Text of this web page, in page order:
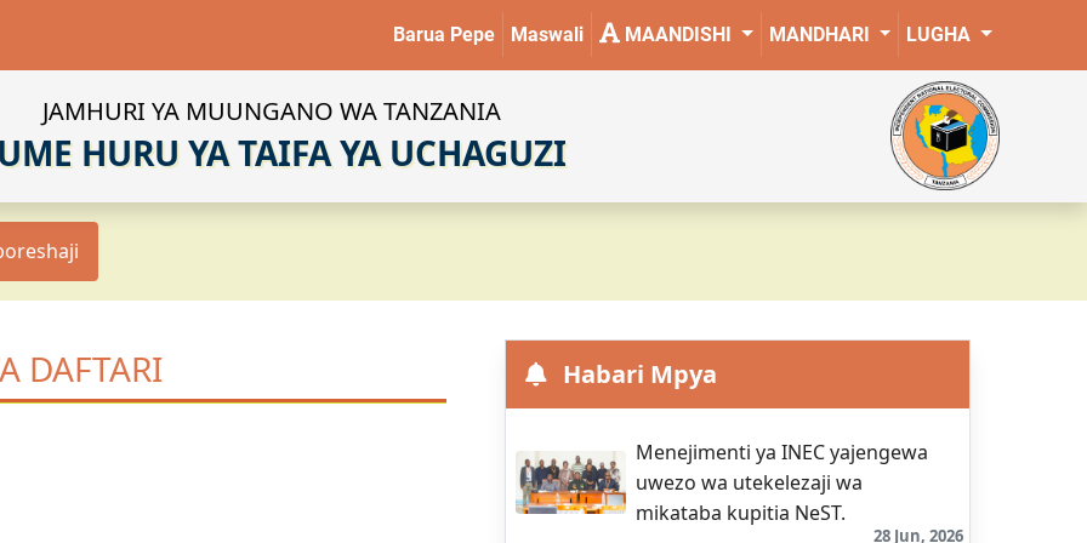
LUGHA
MANDHARI
MAANDISHI
Maswali
Barua Pepe
JAMHURI YA MUUNGANO WA TANZANIA
HURU YA TAIFA YA UCHAGUZI
DAFTARI Habari Mpya
Menejimenti ya INEC yajengewa
uwezo wa utekelezaji wa
mikataba kupitia NeST.
28 Jun, 2026